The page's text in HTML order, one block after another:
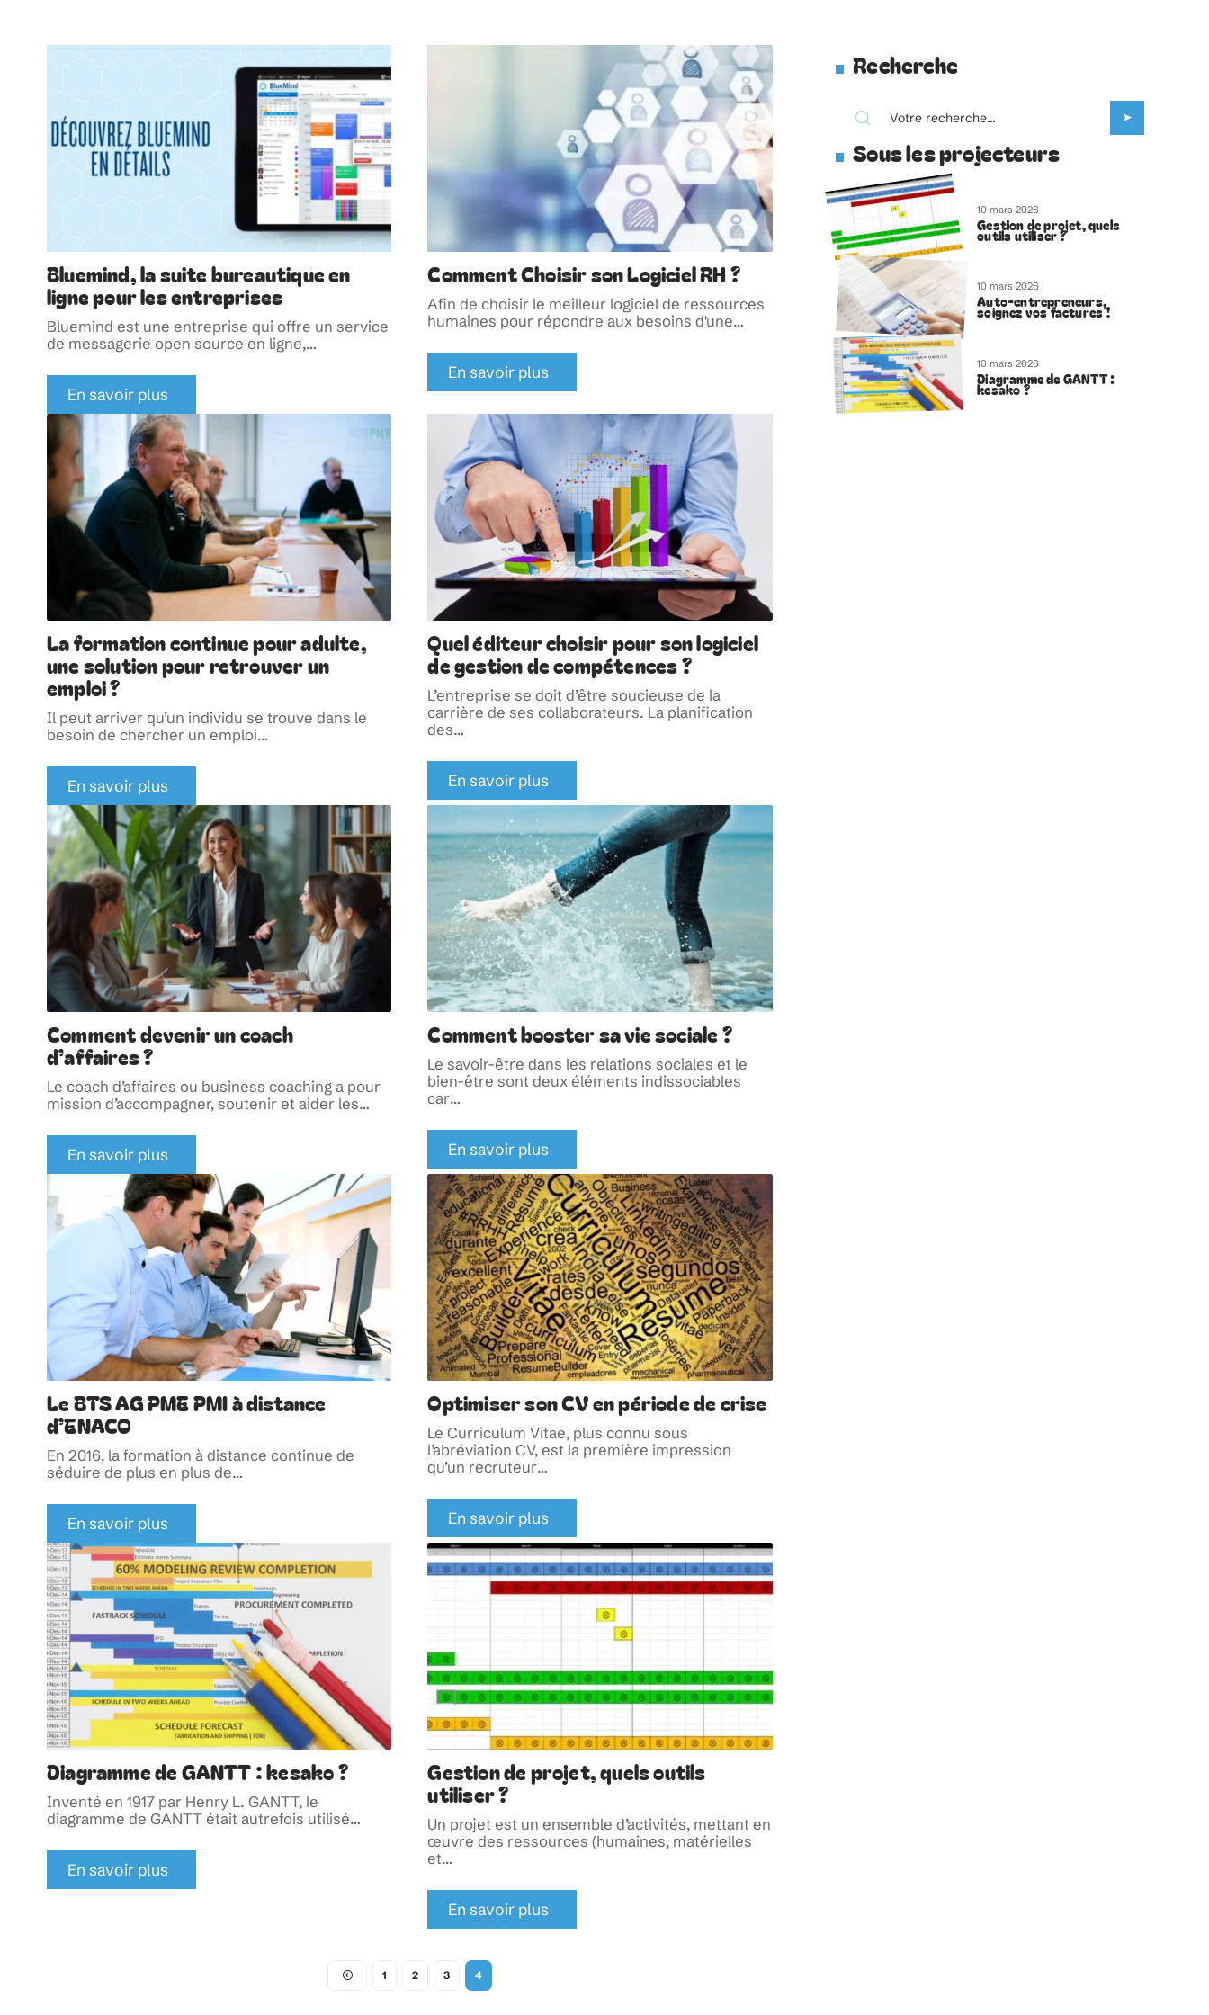
Bluemind, la suite bureautique en
ligne pour les entreprises
Bluemind est une entreprise qui offre un service
de messagerie open source en ligne,…
En savoir plus
Comment Choisir son Logiciel RH ?
Afin de choisir le meilleur logiciel de ressources
humaines pour répondre aux besoins d'une…
En savoir plus
La formation continue pour adulte,
une solution pour retrouver un
emploi ?
Il peut arriver qu’un individu se trouve dans le
besoin de chercher un emploi…
En savoir plus
Quel éditeur choisir pour son logiciel
de gestion de compétences ?
L’entreprise se doit d’être soucieuse de la
carrière de ses collaborateurs. La planification
des…
En savoir plus
Comment devenir un coach
d’affaires ?
Le coach d’affaires ou business coaching a pour
mission d’accompagner, soutenir et aider les…
En savoir plus
Comment booster sa vie sociale ?
Le savoir-être dans les relations sociales et le
bien-être sont deux éléments indissociables
car…
En savoir plus
Le BTS AG PME PMI à distance
d’ENACO
En 2016, la formation à distance continue de
séduire de plus en plus de…
En savoir plus
Optimiser son CV en période de crise
Le Curriculum Vitae, plus connu sous
l’abréviation CV, est la première impression
qu’un recruteur…
En savoir plus
Diagramme de GANTT : kesako ?
Inventé en 1917 par Henry L. GANTT, le
diagramme de GANTT était autrefois utilisé…
En savoir plus
Gestion de projet, quels outils
utiliser ?
Un projet est un ensemble d’activités, mettant en
œuvre des ressources (humaines, matérielles
et…
En savoir plus
1 2 3 4
Recherche
Sous les projecteurs
10 mars 2026
Gestion de projet, quels
outils utiliser ?
10 mars 2026
Auto-entrepreneurs,
soignez vos factures !
10 mars 2026
Diagramme de GANTT :
kesako ?